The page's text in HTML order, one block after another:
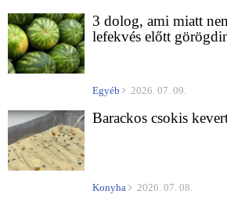
3 dolog, ami miatt
lefekvés előtt
Egyéb 2026. 07. 09.
Barackos csokis
Konyha 2026. 07. 08.